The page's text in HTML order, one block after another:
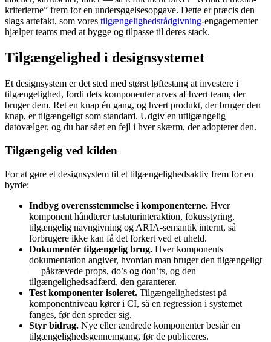
kriterierne” frem for en undersøgelsesopgave. Dette er præcis den
slags artefakt, som vores tilgængelighedsrådgivning-engagementer
hjælper teams med at bygge og tilpasse til deres stack.
Tilgængelighed i designsystemet
Et designsystem er det sted med størst løftestang at investere i
tilgængelighed, fordi dets komponenter arves af hvert team, der
bruger dem. Ret en knap én gang, og hvert produkt, der bruger den
knap, er tilgængeligt som standard. Udgiv en utilgængelig
datovælger, og du har sået en fejl i hver skærm, der adopterer den.
Tilgængelig ved kilden
For at gøre et designsystem til et tilgængelighedsaktiv frem for en
byrde:
Indbyg overensstemmelse i komponenterne. Hver
komponent håndterer tastaturinteraktion, fokusstyring,
tilgængelig navngivning og ARIA-semantik internt, så
forbrugere ikke kan få det forkert ved et uheld.
Dokumentér tilgængelig brug. Hver komponents
dokumentation angiver, hvordan man bruger den tilgængeligt
— påkrævede props, do’s og don’ts, og den
tilgængelighedsadfærd, den garanterer.
Test komponenter isoleret. Tilgængelighedstest på
komponentniveau kører i CI, så en regression i systemet
fanges, før den spreder sig.
Styr bidrag. Nye eller ændrede komponenter består en
tilgængelighedsgennemgang, før de publiceres.